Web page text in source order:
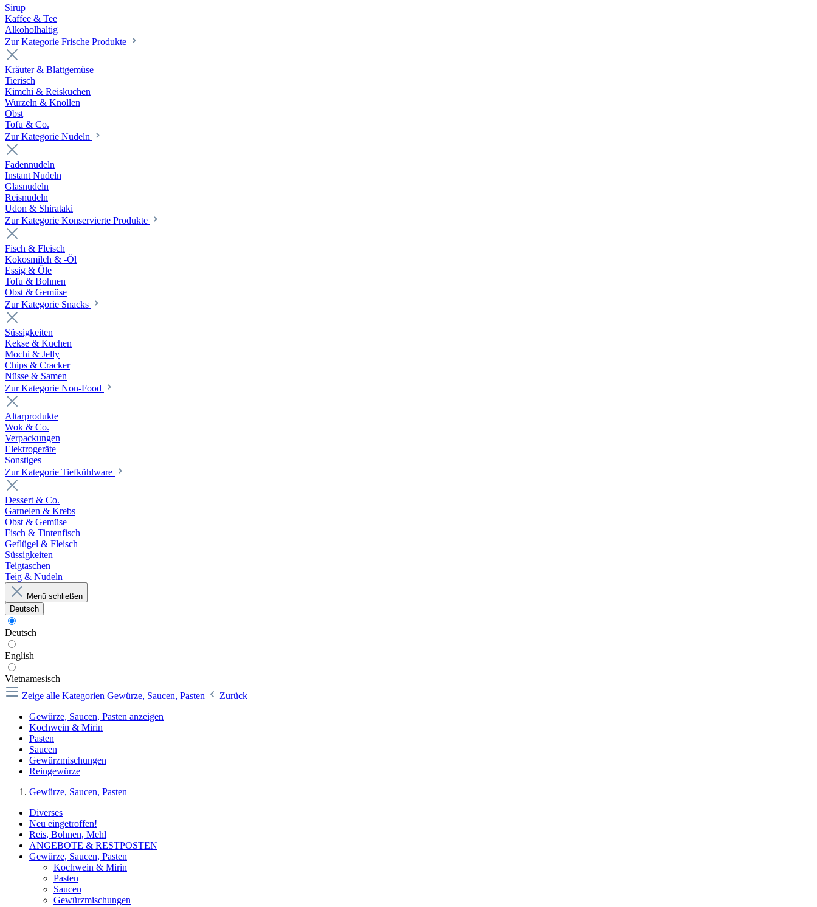
Sirup
Kaffee & Tee
Alkoholhaltig
Zur Kategorie Frische Produkte
Kräuter & Blattgemüse
Tierisch
Kimchi & Reiskuchen
Wurzeln & Knollen
Obst
Tofu & Co.
Zur Kategorie Nudeln
Fadennudeln
Instant Nudeln
Glasnudeln
Reisnudeln
Udon & Shirataki
Zur Kategorie Konservierte Produkte
Fisch & Fleisch
Kokosmilch & -Öl
Essig & Öle
Tofu & Bohnen
Obst & Gemüse
Zur Kategorie Snacks
Süssigkeiten
Kekse & Kuchen
Mochi & Jelly
Chips & Cracker
Nüsse & Samen
Zur Kategorie Non-Food
Altarprodukte
Wok & Co.
Verpackungen
Elektrogeräte
Sonstiges
Zur Kategorie Tiefkühlware
Dessert & Co.
Garnelen & Krebs
Obst & Gemüse
Fisch & Tintenfisch
Geflügel & Fleisch
Süssigkeiten
Teigtaschen
Teig & Nudeln
Menü schließen
Deutsch
Deutsch
English
Vietnamesisch
Zeige alle Kategorien Gewürze, Saucen, Pasten
Zurück
Gewürze, Saucen, Pasten anzeigen
Kochwein & Mirin
Pasten
Saucen
Gewürzmischungen
Reingewürze
Gewürze, Saucen, Pasten
Diverses
Neu eingetroffen!
Reis, Bohnen, Mehl
ANGEBOTE & RESTPOSTEN
Gewürze, Saucen, Pasten
Kochwein & Mirin
Pasten
Saucen
Gewürzmischungen